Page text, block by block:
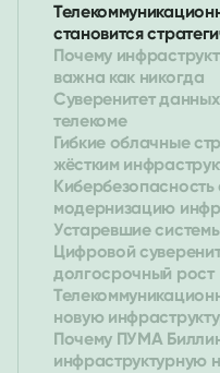
становится
Почему
важна как никогда
Суверенитет
телекоме
Гибкие облачные
жёстким
Кибербезопасность
модернизацию
Устаревшие
Цифровой
долгосрочный рост
новую
Почему ПУМА
инфраструктурную